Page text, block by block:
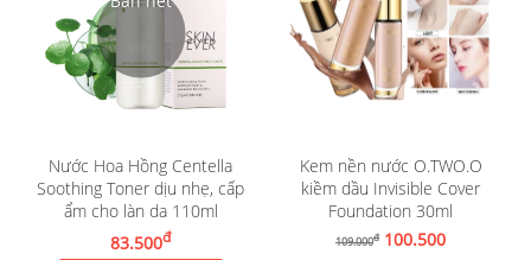
Nước Hoa Hồng Centella
Soothing Toner dịu nhẹ, cấp
ẩm cho làn da 110ml
83.500đ
Kem nền nước O.TWO.O
kiềm dầu Invisible Cover
Foundation 30ml
109.000đ 100.500